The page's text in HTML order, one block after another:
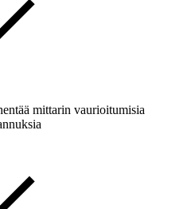
mittarin vaurioitumisia